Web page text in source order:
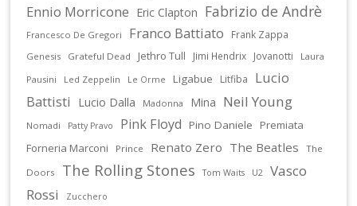
Ennio Morricone Eric Clapton Fabrizio de Andrè
Francesco De Gregori Franco Battiato Frank Zappa
Genesis Grateful Dead Jethro Tull Jimi Hendrix Jovanotti
Laura
Pausini
Led Zeppelin Le Orme Ligabue Litfiba
Lucio
Battisti
Lucio Dalla Madonna Mina Neil Young
Nomadi Patty Pravo Pink Floyd Pino Daniele
Premiata
Forneria Marconi
Prince Renato Zero The Beatles
The
Doors
The Rolling Stones Tom Waits U2
Vasco
Rossi
Zucchero